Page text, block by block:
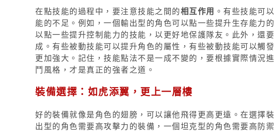
在點技能的過程中，要注意技能之間的相互作用 。有些技能可
能的不足。例如，一個輸出型的角色可以點一些提升生存能力
以點一些提升控制能力的技能，以更好地保護隊友。此外，還
成。有些被動技能可以提升角色的屬性，有些被動技能可以觸
更加強大。記住，技能點法不是一成不變的，要根據實際情況
鬥風格，才是真正的強者之道。
裝備選擇：如虎添翼，更上一層樓
好的裝備就像是角色的翅膀，可以讓他飛得更高更遠。在選擇
出型的角色需要高攻擊力的裝備，一個坦克型的角色需要高防